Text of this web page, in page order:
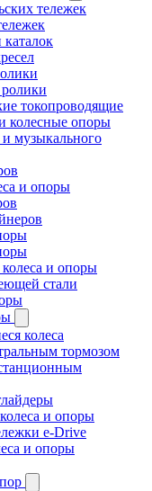
тележек
каталок
токопроводящие
колесные опоры
музыкального
и опоры
и опоры
стали
колеса
тормозом
и опоры
e-Drive
и опоры